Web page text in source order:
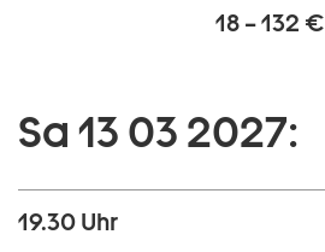
18 – 132 €
Sa 13 03 2027:
19.30 Uhr